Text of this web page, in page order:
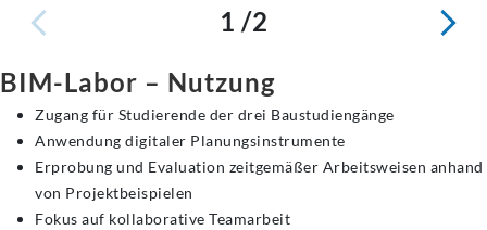
1 /2
BIM-Labor – Nutzung
Zugang für Studierende der drei Baustudiengänge
Anwendung digitaler Planungsinstrumente
Erprobung und Evaluation zeitgemäßer Arbeitsweisen anhand
von Projektbeispielen
Fokus auf kollaborative Teamarbeit